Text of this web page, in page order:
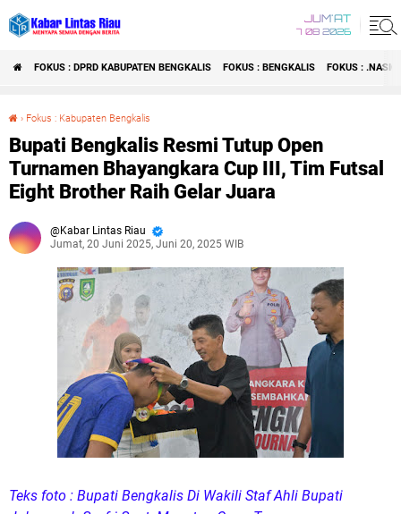
JUM'AT
7 08 2026
FOKUS : DPRD KABUPATEN BENGKALIS FOKUS : BENGKALIS FOKUS :
› Fokus : Kabupaten Bengkalis
Bupati Bengkalis Resmi Tutup Open
Turnamen Bhayangkara Cup III, Tim Futsal
Eight Brother Raih Gelar Juara
Kabar Lintas Riau
Jumat, 20 Juni 2025, Juni 20, 2025 WIB
Teks foto : Bupati Bengkalis Di Wakili Staf Ahli Bupati